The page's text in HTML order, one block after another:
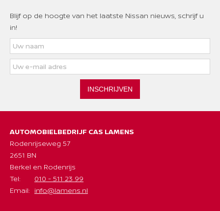
Blijf op de hoogte van het laatste Nissan nieuws, schrijf u
in!
INSCHRIJVEN
AUTOMOBIELBEDRIJF CAS LAMENS
Rodenrijseweg 57
2651 BN
Berkel en Rodenrijs
Tel:
010 - 511 23 99
Email: info@lamens.nl